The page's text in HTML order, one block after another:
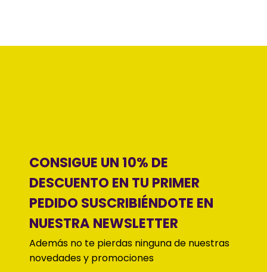
CONSIGUE UN 10% DE
DESCUENTO EN TU PRIMER
PEDIDO SUSCRIBIÉNDOTE EN
NUESTRA NEWSLETTER
Además no te pierdas ninguna de nuestras
novedades y promociones